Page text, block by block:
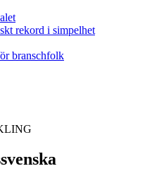
rekord i simpelhet
branschfolk